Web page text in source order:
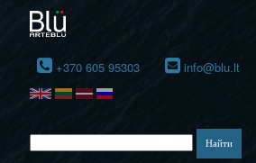
+370 605 95303 info@blu.lt